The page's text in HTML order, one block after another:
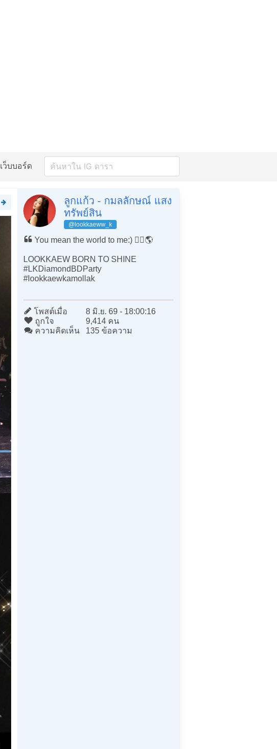
เว็บบอร์ด
ลูกแก้ว - กมลลักษณ์ แสง
ทรัพย์สิน
@lookkaeww_k
You mean the world to me:) ❤️‍🔥🌎
LOOKKAEW BORN TO SHINE
#LKDiamondBDParty
#lookkaewkamollak
โพสต์เมื่อ
8 มิ.ย. 69 - 18:00:16
ถูกใจ
9,414 คน
ความคิดเห็น
135 ข้อความ